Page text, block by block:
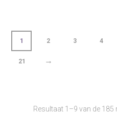
1 2 3 4
21 →
Resultaat 1–9 van de